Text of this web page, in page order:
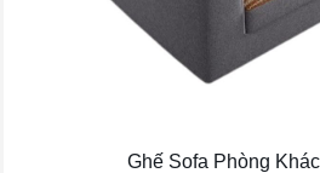
Ghế Sofa Phòng